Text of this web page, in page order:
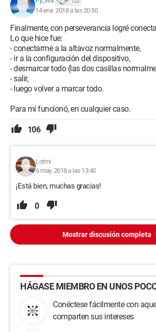
14 ene. 2018 a las 20:50
Finalmente, con perseverancia logré
Lo que hice fue:
- conectarme a la altavoz normalmente,
- ir a la configuración del dispositivo,
- desmarcar todo (las dos casillas
- salir,
- luego volver a marcar todo.
Para mí funcionó, en cualquier caso.
106
Lotmi
6 may. 2018 a las 13:40
¡Está bien, muchas gracias!
0
Mostrar discusión completa
HÁGASE MIEMBRO EN UNOS
Conéctese fácilmente con
comparten sus intereses